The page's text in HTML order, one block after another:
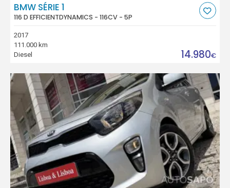
BMW SÉRIE 1
116 D EFFICIENTDYNAMICS - 116CV - 5P
2017
111.000 km
Diesel
14.980€